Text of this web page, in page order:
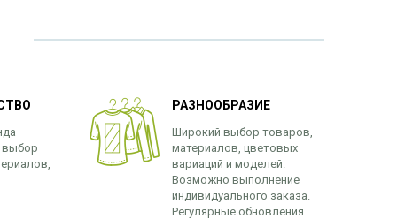
выбор
РАЗНООБРАЗИЕ
Широкий выбор товаров,
материалов, цветовых
вариаций и моделей.
Возможно выполнение
индивидуального заказа.
Регулярные обновления.